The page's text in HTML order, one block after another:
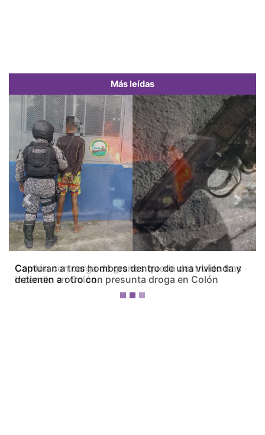
Más leídas
Camión con carga de granos queda destruido tras
incendio en Colón
Previous Next